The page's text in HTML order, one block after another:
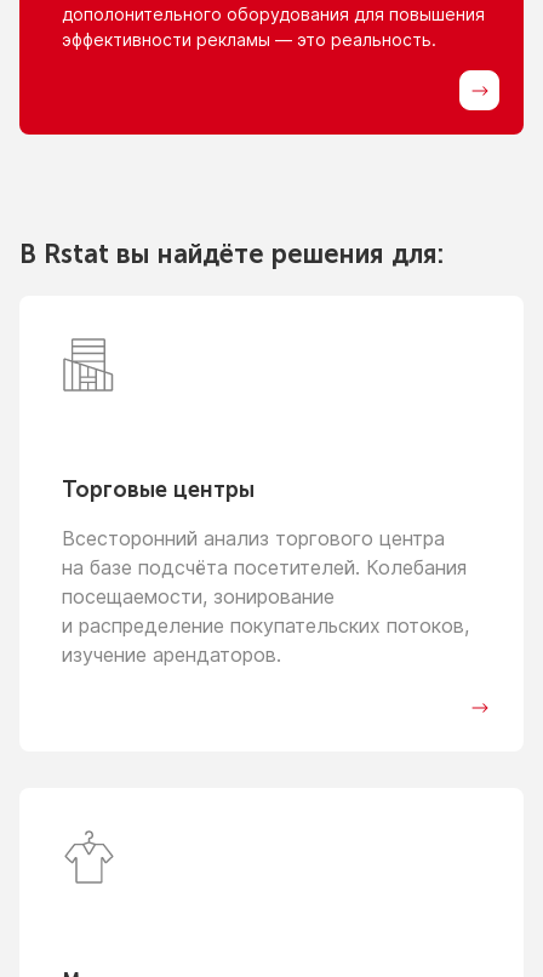
дополонительного оборудования для повышения
эффективности рекламы — это реальность.
В Rstat вы найдёте решения для:
Торговые центры
Всесторонний анализ торгового центра
на базе подсчёта посетителей. Колебания
посещаемости, зонирование
и распределение покупательских потоков,
изучение арендаторов.